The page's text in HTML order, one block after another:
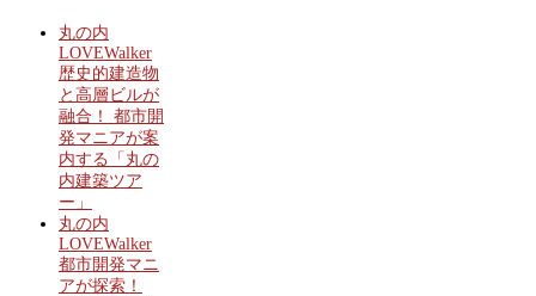
丸の内
LOVEWalker
歴史的建造物
と高層ビルが
融合！ 都市開
発マニアが案
内する「丸の
内建築ツア
ー」
丸の内
LOVEWalker
都市開発マニ
アが探索！